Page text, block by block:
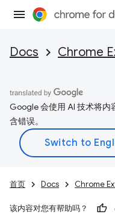
Docs Chrome
Google 会使用 AI 技术将内
含错误。
首页 Docs Chrome
该内容对您有帮助吗？